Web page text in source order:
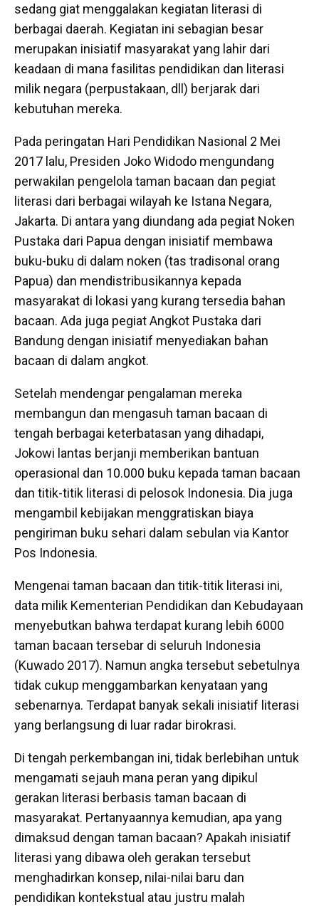
sedang giat menggalakan kegiatan literasi di
berbagai daerah. Kegiatan ini sebagian besar
merupakan inisiatif masyarakat yang lahir dari
keadaan di mana fasilitas pendidikan dan literasi
milik negara (perpustakaan, dll) berjarak dari
kebutuhan mereka.
Pada peringatan Hari Pendidikan Nasional 2 Mei
2017 lalu, Presiden Joko Widodo mengundang
perwakilan pengelola taman bacaan dan pegiat
literasi dari berbagai wilayah ke Istana Negara,
Jakarta. Di antara yang diundang ada pegiat Noken
Pustaka dari Papua dengan inisiatif membawa
buku-buku di dalam noken (tas tradisonal orang
Papua) dan mendistribusikannya kepada
masyarakat di lokasi yang kurang tersedia bahan
bacaan. Ada juga pegiat Angkot Pustaka dari
Bandung dengan inisiatif menyediakan bahan
bacaan di dalam angkot.
Setelah mendengar pengalaman mereka
membangun dan mengasuh taman bacaan di
tengah berbagai keterbatasan yang dihadapi,
Jokowi lantas berjanji memberikan bantuan
operasional dan 10.000 buku kepada taman bacaan
dan titik-titik literasi di pelosok Indonesia. Dia juga
mengambil kebijakan menggratiskan biaya
pengiriman buku sehari dalam sebulan via Kantor
Pos Indonesia.
Mengenai taman bacaan dan titik-titik literasi ini,
data milik Kementerian Pendidikan dan Kebudayaan
menyebutkan bahwa terdapat kurang lebih 6000
taman bacaan tersebar di seluruh Indonesia
(Kuwado 2017). Namun angka tersebut sebetulnya
tidak cukup menggambarkan kenyataan yang
sebenarnya. Terdapat banyak sekali inisiatif literasi
yang berlangsung di luar radar birokrasi.
Di tengah perkembangan ini, tidak berlebihan untuk
mengamati sejauh mana peran yang dipikul
gerakan literasi berbasis taman bacaan di
masyarakat. Pertanyaannya kemudian, apa yang
dimaksud dengan taman bacaan? Apakah inisiatif
literasi yang dibawa oleh gerakan tersebut
menghadirkan konsep, nilai-nilai baru dan
pendidikan kontekstual atau justru malah